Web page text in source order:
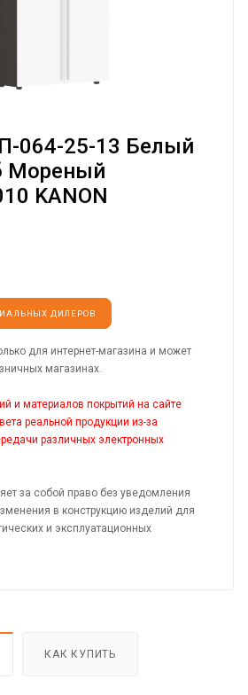
064-25-13 Белый
Мореный
KANON
ДИЛЕРОВ
для интернет-магазина и может
магазинах.
и материалов покрытий на сайте
реальной продукции из-за
различных электронных
за собой право без уведомления
в конструкцию изделий для
и эксплуатационных
КАК КУПИТЬ